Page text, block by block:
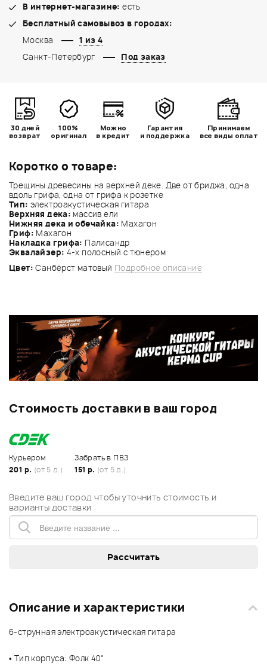
Коротко о товаре:
Трещины древесины на верхней деке. Две от бриджа, одна
вдоль грифа, одна от грифа к розетке
Тип: электроакустическая гитара
Верхняя дека: массив ели
Нижняя дека и обечайка: Махагон
Гриф: Махагон
Накладка грифа: Палисандр
Эквалайзер: 4-х полосный с тюнером
Цвет:Санбёрст матовый Подробное описание
В интернет-магазине: есть
Бесплатный самовывоз в городах:
Москва
1 из 4
Санкт-Петербург
Под заказ
30 дней
возврат
100%
оригинал
Можно
в кредит
Гарантия
и поддержка
Принимаем
все виды оплат
Стоимость доставки в ваш город
Курьером
201 р. (от 5 д.)
Забрать в ПВЗ
151 р. (от 5 д.)
Введите ваш город чтобы уточнить стоимость и
варианты доставки
Описание и характеристики
6-струнная электроакустическая гитара
• Тип корпуса: Фолк 40"